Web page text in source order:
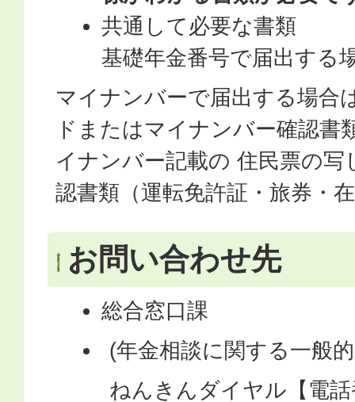
共通して必要な書類
基礎年金番号で届出する
マイナンバーで届出する場合
ドまたはマイナンバー確認書
イナンバー記載の 住民票の写
認書類（運転免許証・旅券・
お問い合わせ先
総合窓口課
(年金相談に関する一般
ねんきんダイヤル【電